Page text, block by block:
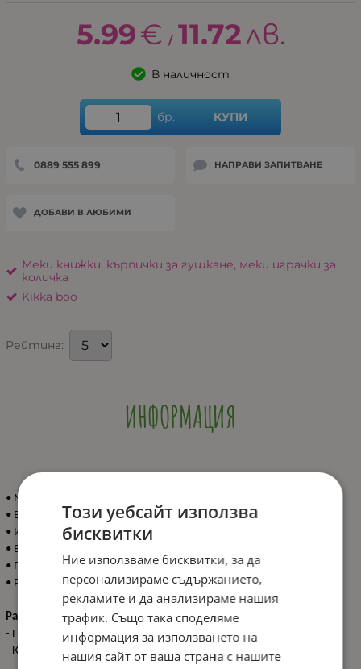
5.99€ / 11.72лв.
В наличност
бр. КУПИ
0889 555 899 НАПРАВИ ЗАПИТВАНЕ
ДОБАВИ В ЛЮБИМИ
Меки книжки, кърпички за гушкане, меки играчки за
количка
Kikka boo
Рейтинг:
ИНФОРМАЦИЯ
• Мини плюшено одеялце с цветна мека играчка;
• Вградена дрънкалка;
• Изработена от безопасни висококачествени материали;
• В съответствие със стандарт EN 71;
• Подходяща за деца от 0+ месеца;
• Размер: 24 см.
Размери:
- Продукт: 24 см / 0.06 кг
- Кашон: 50x28x33 см / 5.2 кг / 72 бр/кашон
Този уебсайт използва
бисквитки
Ние използваме бисквитки, за да
персонализираме съдържанието,
рекламите и да анализираме нашия
трафик. Също така споделяме
информация за използването на
нашия сайт от ваша страна с нашите